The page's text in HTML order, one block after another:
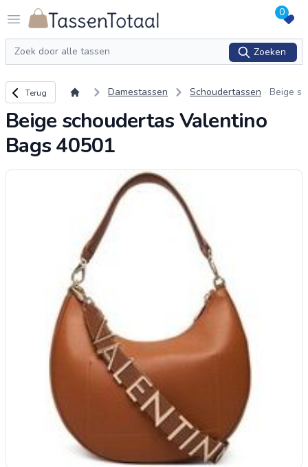
Open menu
Logo Tassentotaal.nl 0
Zoeken
Zoeken
Terug naar overzicht
Terug Damestassen Schoudertassen
Beige s
Beige schoudertas Valentino
Bags 40501